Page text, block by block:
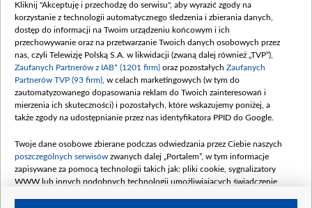
Procedura zgłoszeń wewnętrznych
Kliknij "Akceptuję i przechodzę do serwisu", aby wyrazić zgody na
korzystanie z technologii automatycznego śledzenia i zbierania danych,
dostęp do informacji na Twoim urządzeniu końcowym i ich
przechowywanie oraz na przetwarzanie Twoich danych osobowych przez
nas, czyli Telewizję Polską S.A. w likwidacji (zwaną dalej również „TVP”),
Zaufanych Partnerów z IAB* (1201 firm) oraz pozostałych Zaufanych
Partnerów TVP (93 firm) , w celach marketingowych (w tym do
zautomatyzowanego dopasowania reklam do Twoich zainteresowań i
mierzenia ich skuteczności) i pozostałych, które wskazujemy poniżej, a
także zgody na udostępnianie przez nas identyfikatora PPID do Google.
Twoje dane osobowe zbierane podczas odwiedzania przez Ciebie naszych
poszczególnych serwisów zwanych dalej „Portalem”, w tym informacje
zapisywane za pomocą technologii takich jak: pliki cookie, sygnalizatory
WWW lub innych podobnych technologii umożliwiających świadczenie